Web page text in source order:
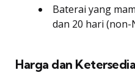
Baterai yang
dan 20 hari (non-
Harga dan